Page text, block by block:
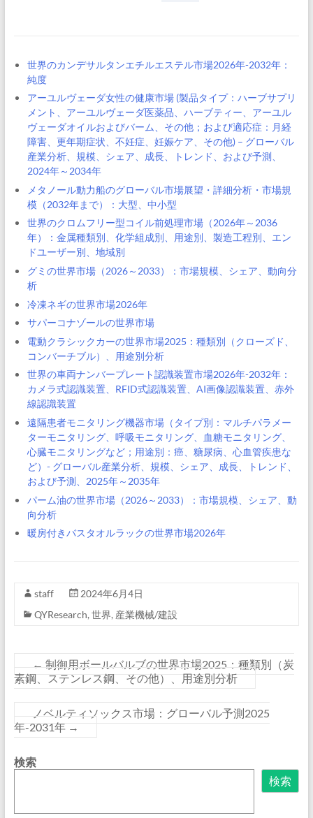
世界のカンデサルタンエチルエステル市場2026年-2032年：
純度
アーユルヴェーダ女性の健康市場 (製品タイプ：ハーブサプリ
メント、アーユルヴェーダ医薬品、ハーブティー、アーユル
ヴェーダオイルおよびバーム、その他；および適応症：月経
障害、更年期症状、不妊症、妊娠ケア、その他) – グローバル
産業分析、規模、シェア、成長、トレンド、および予測、
2024年～2034年
メタノール動力船のグローバル市場展望・詳細分析・市場規
模（2032年まで）：大型、中小型
世界のクロムフリー型コイル前処理市場（2026年～2036
年）：金属種類別、化学組成別、用途別、製造工程別、エン
ドユーザー別、地域別
グミの世界市場（2026～2033）：市場規模、シェア、動向分
析
冷凍ネギの世界市場2026年
サパーコナゾールの世界市場
電動クラシックカーの世界市場2025：種類別（クローズド、
コンバーチブル）、用途別分析
世界の車両ナンバープレート認識装置市場2026年-2032年：
カメラ式認識装置、RFID式認識装置、AI画像認識装置、赤外
線認識装置
遠隔患者モニタリング機器市場（タイプ別：マルチパラメー
ターモニタリング、呼吸モニタリング、血糖モニタリング、
心臓モニタリングなど；用途別：癌、糖尿病、心血管疾患な
ど）- グローバル産業分析、規模、シェア、成長、トレンド、
および予測、2025年～2035年
パーム油の世界市場（2026～2033）：市場規模、シェア、動
向分析
暖房付きバスタオルラックの世界市場2026年
staff
2024年6月4日
QYResearch, 世界, 産業機械/建設
← 制御用ボールバルブの世界市場2025：種類別（炭
素鋼、ステンレス鋼、その他）、用途別分析
ノベルティソックス市場：グローバル予測2025
年-2031年 →
検索
検索